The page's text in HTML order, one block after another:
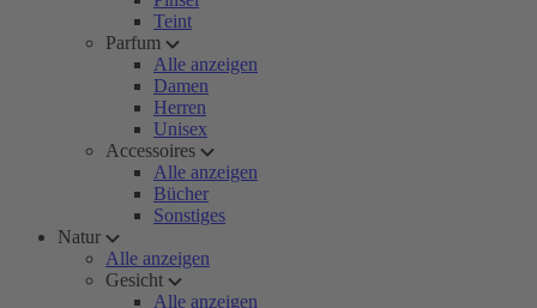
Teint
Parfum
Alle anzeigen
Damen
Herren
Unisex
Accessoires
Alle anzeigen
Bücher
Sonstiges
Natur
Alle anzeigen
Gesicht
Alle anzeigen